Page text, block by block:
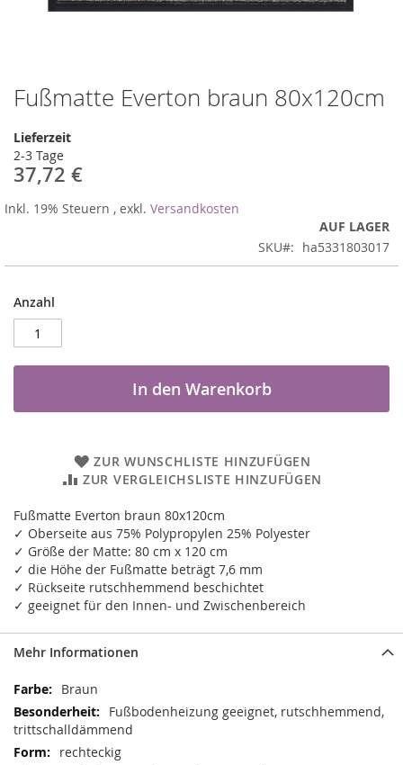
Fußmatte Everton braun 80x120cm
Lieferzeit
2-3 Tage
37,72 €
Inkl. 19% Steuern , exkl. Versandkosten
AUF LAGER
SKU
ha5331803017
Anzahl
In den Warenkorb
ZUR WUNSCHLISTE HINZUFÜGEN
ZUR VERGLEICHSLISTE HINZUFÜGEN
Fußmatte Everton braun 80x120cm
✓ Oberseite aus 75% Polypropylen 25% Polyester
✓ Größe der Matte: 80 cm x 120 cm
✓ die Höhe der Fußmatte beträgt 7,6 mm
✓ Rückseite rutschhemmend beschichtet
✓ geeignet für den Innen- und Zwischenbereich
Zum
Anfang
der
Bildergalerie
springen
Mehr Informationen
Mehr
Informationen
Braun
Fußbodenheizung geeignet, rutschhemmend,
trittschalldämmend
rechteckig